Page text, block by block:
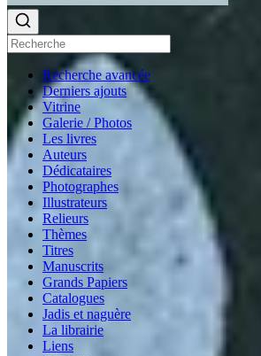
Recherche avancée
Derniers ajouts
Vitrine
Galerie / Photos
Les livres
Auteurs
Dédicataires
Photographes
Illustrateurs
Relieurs
Thèmes
Titres
Manuscrits
Grands Papiers
Catalogues
Jadis et naguère
La librairie
Liens